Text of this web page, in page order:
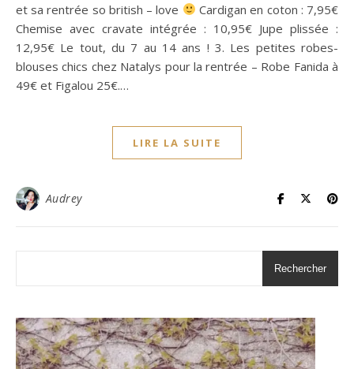
et sa rentrée so british – love
Cardigan en coton : 7,95€
Chemise avec cravate intégrée : 10,95€ Jupe plissée :
12,95€ Le tout, du 7 au 14 ans ! 3. Les petites robes-
blouses chics chez Natalys pour la rentrée – Robe Fanida à
49€ et Figalou 25€.…
LIRE LA SUITE
Audrey
Rechercher